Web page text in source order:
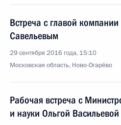
Встреча с главой
Савельевым
29 сентября 2016 года, 15:10
Московская область, Ново-Огарёво
Рабочая встреча с
и науки Ольгой Васильевой